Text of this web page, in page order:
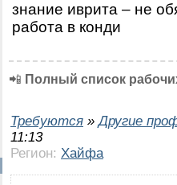
знание иврита – не
работа в конди
📲 Полный список
Требуются »Другие
11:13
Регион: Хайфа